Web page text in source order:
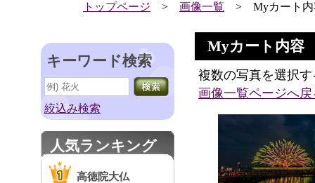
トップページ > 画像一覧 > Myカート内
キーワード検索
絞込み検索
人気ランキング
高徳院大仏
Myカート内容
複数の写真を選択
画像一覧ページへ戻